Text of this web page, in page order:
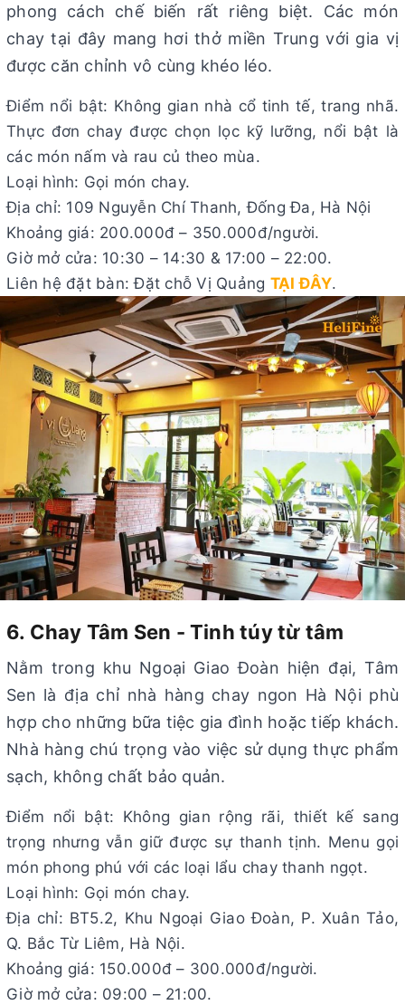
phong cách chế biến rất riêng biệt. Các món
chay tại đây mang hơi thở miền Trung với gia vị
được căn chỉnh vô cùng khéo léo.
Điểm nổi bật: Không gian nhà cổ tinh tế, trang nhã.
Thực đơn chay được chọn lọc kỹ lưỡng, nổi bật là
các món nấm và rau củ theo mùa.
Loại hình: Gọi món chay.
Địa chỉ: 109 Nguyễn Chí Thanh, Đống Đa, Hà Nội
Khoảng giá: 200.000đ – 350.000đ/người.
Giờ mở cửa: 10:30 – 14:30 & 17:00 – 22:00.
Liên hệ đặt bàn: Đặt chỗ Vị Quảng TẠI ĐÂY.
6. Chay Tâm Sen - Tinh túy từ tâm
Nằm trong khu Ngoại Giao Đoàn hiện đại, Tâm
Sen là địa chỉ nhà hàng chay ngon Hà Nội phù
hợp cho những bữa tiệc gia đình hoặc tiếp khách.
Nhà hàng chú trọng vào việc sử dụng thực phẩm
sạch, không chất bảo quản.
Điểm nổi bật: Không gian rộng rãi, thiết kế sang
trọng nhưng vẫn giữ được sự thanh tịnh. Menu gọi
món phong phú với các loại lẩu chay thanh ngọt.
Loại hình: Gọi món chay.
Địa chỉ: BT5.2, Khu Ngoại Giao Đoàn, P. Xuân Tảo,
Q. Bắc Từ Liêm, Hà Nội.
Khoảng giá: 150.000đ – 300.000đ/người.
Giờ mở cửa: 09:00 – 21:00.